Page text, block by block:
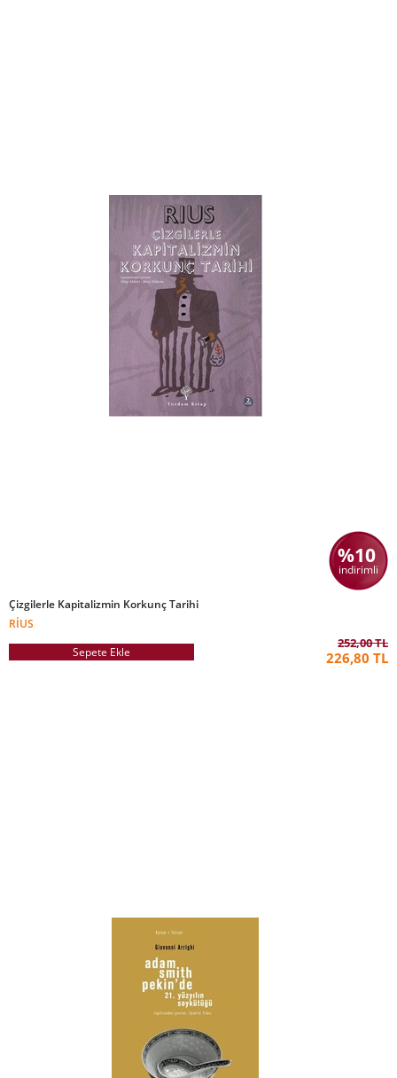
%10
indirimli
Çizgilerle Kapitalizmin Korkunç Tarihi
RIUS
Sepete Ekle
252,00 TL
226,80 TL